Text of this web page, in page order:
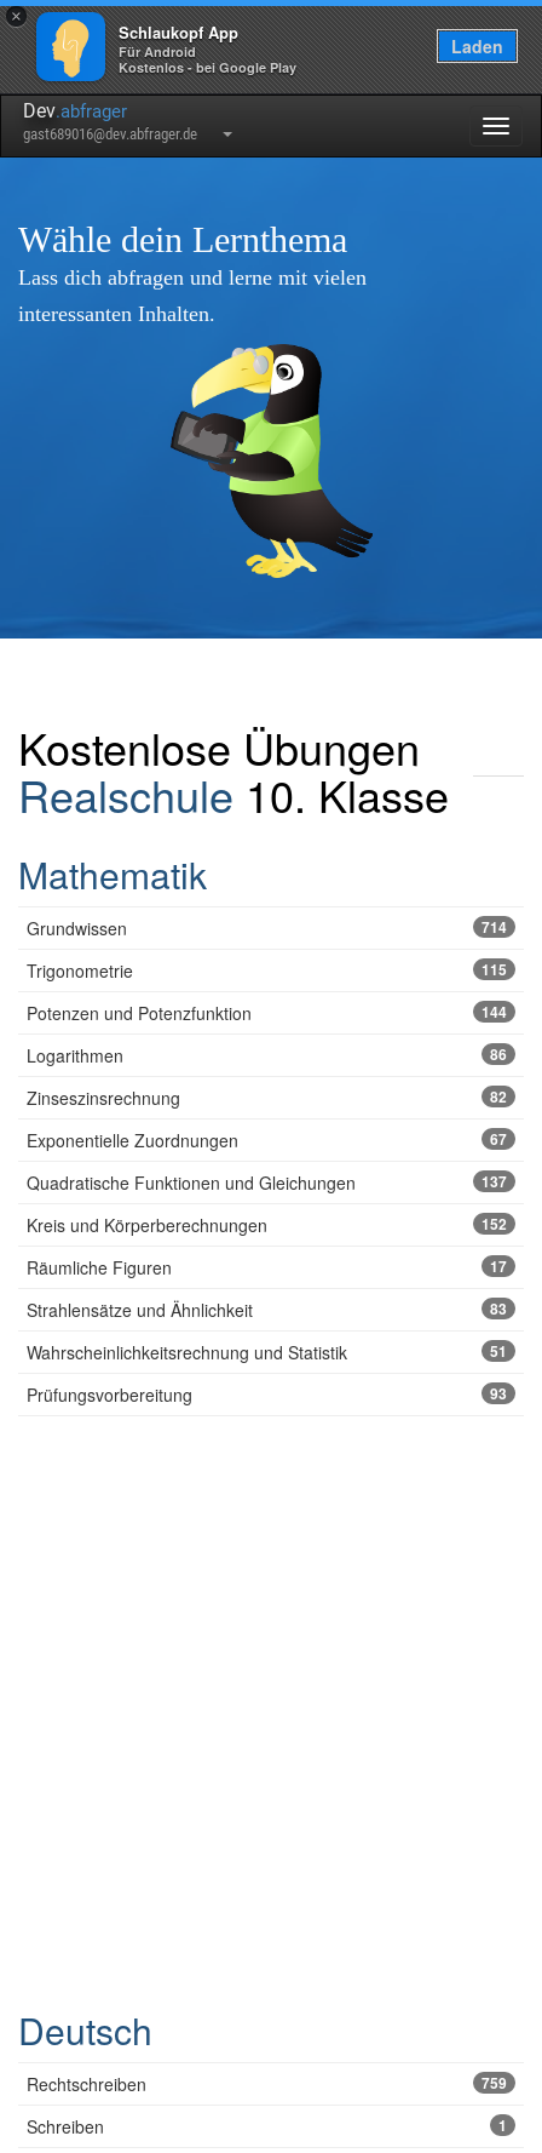
×
Schlaukopf App
Für Android
Kostenlos - bei Google Play
Laden
Dev.abfrager
gast689016@dev.abfrager.de
Wähle dein Lernthema
Lass dich abfragen und lerne mit vielen
interessanten Inhalten.
Kostenlose Übungen
Realschule 10. Klasse
Mathematik
Grundwissen 714
Trigonometrie 115
Potenzen und Potenzfunktion 144
Logarithmen 86
Zinseszinsrechnung 82
Exponentielle Zuordnungen 67
Quadratische Funktionen und Gleichungen 137
Kreis und Körperberechnungen 152
Räumliche Figuren 17
Strahlensätze und Ähnlichkeit 83
Wahrscheinlichkeitsrechnung und Statistik 51
Prüfungsvorbereitung 93
Deutsch
Rechtschreiben 759
Schreiben 1